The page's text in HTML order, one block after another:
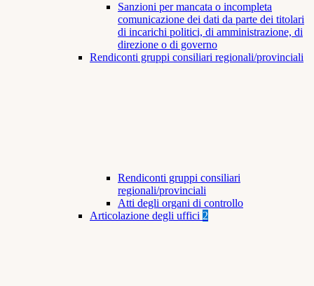
Sanzioni per mancata o incompleta
comunicazione dei dati da parte dei titolari
di incarichi politici, di amministrazione, di
direzione o di governo
Rendiconti gruppi consiliari regionali/provinciali
Rendiconti gruppi consiliari
regionali/provinciali
Atti degli organi di controllo
Articolazione degli uffici 2